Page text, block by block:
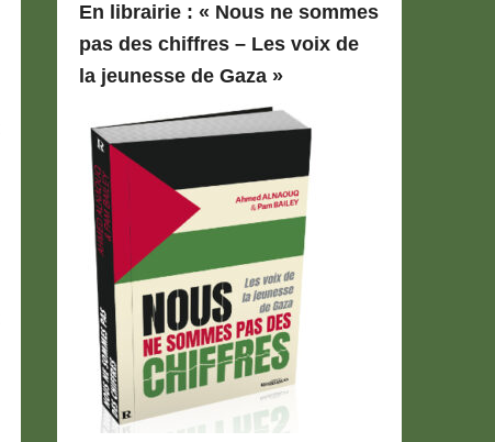
En librairie : « Nous ne sommes
pas des chiffres – Les voix de
la jeunesse de Gaza »